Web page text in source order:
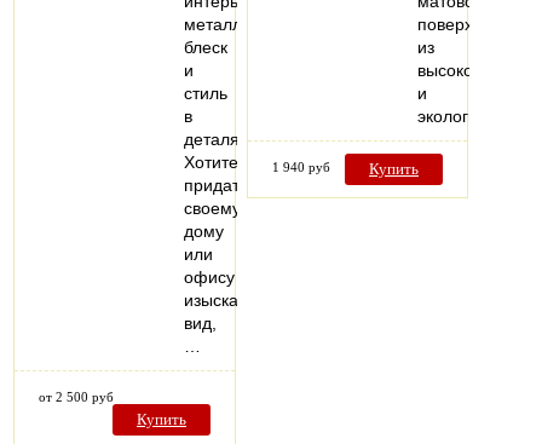
металлический
блеск
и
стиль
в
деталях.
Хотите
придать
своему
дому
или
офису
изысканный
вид,
от 2 500 руб
Купить
поверхностью,
из
и
экологически…
1 940 руб Купить